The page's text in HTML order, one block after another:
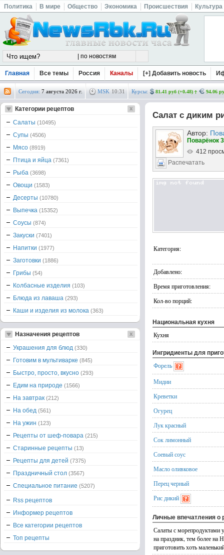
Политика В мире Общество Экономика Происшествия Культура
Главная Все темы Россия Каналы [+] Добавить новость
Сегодня: 7 августа 2026 г. MSK 10:31 Курсы: 81.41 руб (+0.48) 94.06
Салат с диким
Автор:
Поварёнок
412
Распечатать
Категория:
Добавлено:
Время приготовления:
Кол-во порций:
Национальная кухня
Кухня
Ингридиенты для
Форель
Мидии
Креветки
Огурец
Лук красный
Сок лимонный
Соевый соус
Масло оливковое
Перец черный
Рис дикий
Личные впечатления о
Салаты с морепродуктами
на праздник, тем более на
приготовить хоть
Категории рецептов
Салаты (10495)
Супы (4506)
Мясо (8919)
Птица и яйца (7361)
Рыба (3698)
Овощи (1583)
Десерты (10780)
Выпечка (15352)
Соусы (874)
Закуски (7401)
Напитки (1977)
Заготовки (1886)
Грибы (54)
Колбасные изделия (103)
Блюда из лаваша (293)
Каши и изделия из молока (363)
Назначения рецептов
Украшения для блюд (330)
Готовим в мультиварке (845)
Быстро, просто, вкусно (293)
Едим на природе (1566)
На завтрак (212)
На обед (561)
На ужин (123)
Рецепты от шеф-повара (215)
Старинные рецепты (13)
Рецепты для детей (7375)
Праздничный стол (3567)
Специальное питание (5207)
Rss рецептов
Информер рецептов
Все категории рецептов
Топ рецепты